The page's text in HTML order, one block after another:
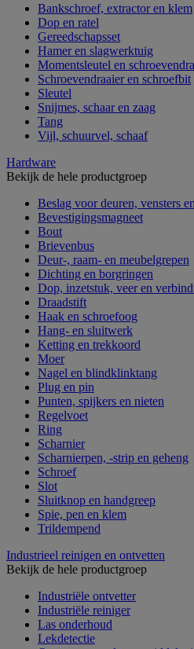
Bankschroef, extractor en klem
Dop en ratel
Gereedschapsset
Hamer en slagwerktuig
Momentsleutel en
Schroevendraaier en schroefbit
Sleutel
Snijmes, schaar en zaag
Tang
Vijl, schuurvel, schaaf
Hardware
Bekijk de hele productgroep
Beslag voor deuren, vensters
Bevestigingsmagneet
Bout
Brievenbus
Deur-, raam- en meubelgrepen
Dichting en borgringen
Dop, inzetstuk, veer en
Draadstift
Haak en schroefoog
Hang- en sluitwerk
Ketting en trekkoord
Moer
Nagel en blindklinktang
Plug en pin
Punten, spijkers en nieten
Regelvoet
Ring
Scharnier
Scharnierpen, -strip en geheng
Schroef
Slot
Sluitknop en handgreep
Spie, pen en klem
Trildempend
Industrieel reinigen en ontvetten
Bekijk de hele productgroep
Industriële ontvetter
Industriële reiniger
Las onderhoud
Lekdetectie